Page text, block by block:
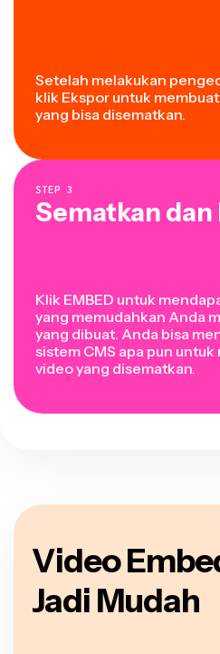
Setelah melakukan
klik Ekspor untuk
yang bisa disematkan.
STEP 3
Sematkan dan
Klik EMBED untuk
yang memudahkan Anda
yang dibuat. Anda bisa
sistem CMS apa pun
video yang disematkan.
Video
Jadi Mudah